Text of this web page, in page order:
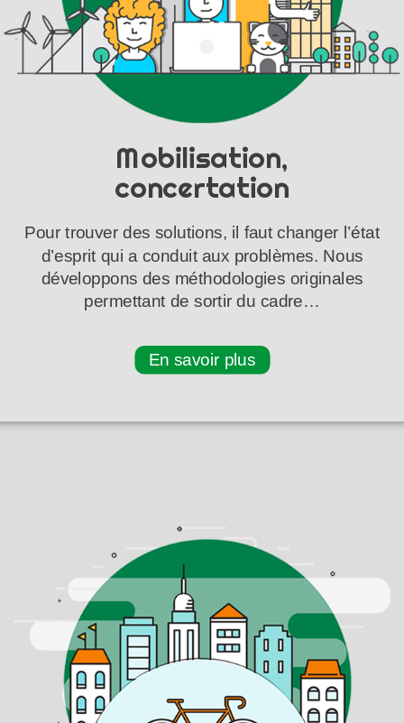
Mobilisation,
concertation
Pour trouver des solutions, il faut changer l’état
d’esprit qui a conduit aux problèmes. Nous
développons des méthodologies originales
permettant de sortir du cadre…
En savoir plus